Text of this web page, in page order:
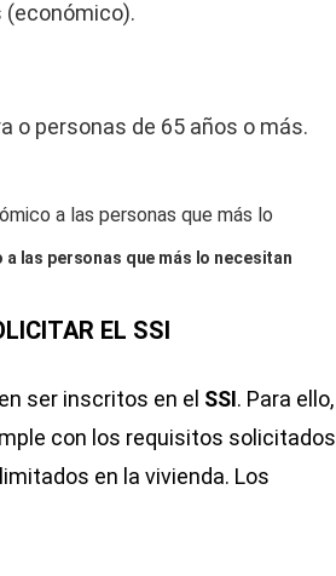
(económico).
o personas de 65 años o más.
las personas que más lo necesitan
EL SSI
ser inscritos en el SSI. Para ello,
con los requisitos solicitados
en la vivienda. Los